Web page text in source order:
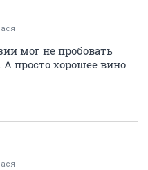
мог не пробовать
просто хорошее вино